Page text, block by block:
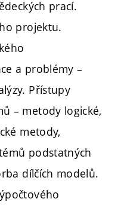
prací.
projektu.
a problémy –
Přístupy
– metody logické,
metody,
podstatných
dílčích modelů.